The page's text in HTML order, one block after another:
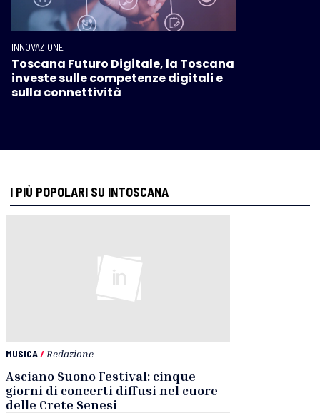
INNOVAZIONE
Toscana Futuro Digitale, la Toscana
investe sulle competenze digitali e
sulla connettività
I PIÙ POPOLARI SU INTOSCANA
MUSICA/ Redazione
Asciano Suono Festival: cinque
giorni di concerti diffusi nel cuore
delle Crete Senesi